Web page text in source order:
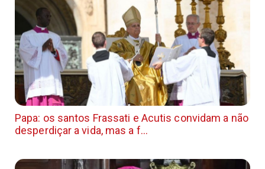
Papa: os santos Frassati e Acutis convidam a não
desperdiçar a vida, mas a f...